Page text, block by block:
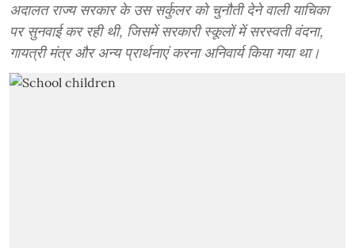
अदालत राज्य सरकार के उस सर्कुलर को चुनौती देने वाली याचिका
पर सुनवाई कर रही थी, जिसमें सरकारी स्कूलों में सरस्वती वंदना,
गायत्री मंत्र और अन्य प्रार्थनाएं करना अनिवार्य किया गया था।